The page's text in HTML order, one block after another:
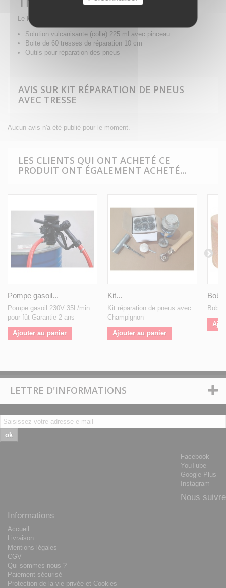
Le kit contient :
Solution vulcanisante (colle) 225 ml avec pinceau
Boite de 60 tresses de réparation 10 cm
Outils pour réparation des pneus
AVIS SUR KIT RÉPARATION DE PNEUS
AVEC TRESSE
Aucun avis n'a été publié pour le moment.
LES CLIENTS QUI ONT ACHETÉ CE
PRODUIT ONT ÉGALEMENT ACHETÉ...
Pompe gasoil...
Pompe gasoil 230V 35L/min
pour fût Garantie 2 ans
Ajouter au panier
Kit...
Kit réparation de pneus avec
Champignon
Ajouter au panier
LETTRE D'INFORMATIONS
ok
Facebook
YouTube
Google Plus
Instagram
Nous suivre
Informations
Accueil
Livraison
Mentions légales
CGV
Qui sommes nous ?
Paiement sécurisé
Protection de la vie privée et Cookies